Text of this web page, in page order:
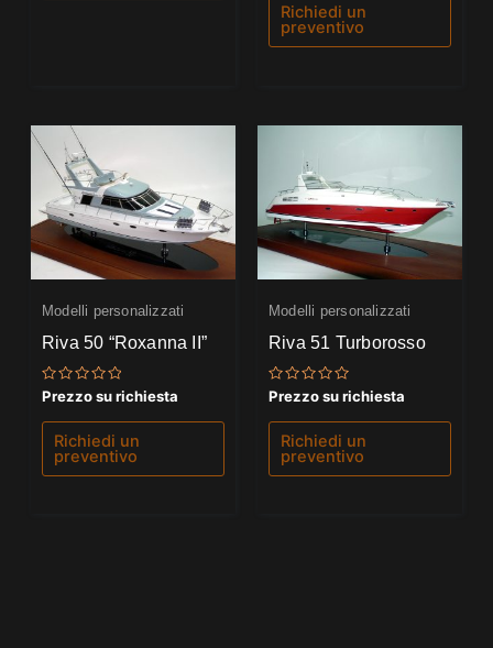
Richiedi un
preventivo
Modelli personalizzati
Riva 50 “Roxanna II”
Valutato
0
su
Prezzo su richiesta
Richiedi un
preventivo
Modelli personalizzati
Riva 51 Turborosso
Valutato
0
su
Prezzo su richiesta
Richiedi un
preventivo